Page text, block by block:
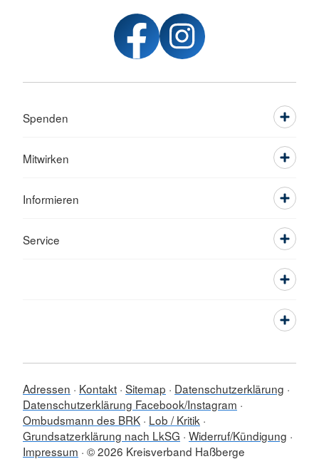
Spenden
Mitwirken
Informieren
Service
Adressen Kontakt Sitemap
Datenschutzerklärung
Datenschutzerklärung Facebook/Instagram
Ombudsmann des BRK Lob / Kritik
Grundsatzerklärung nach LkSG Widerruf/Kündigung
Impressum © 2026 Kreisverband Haßberge